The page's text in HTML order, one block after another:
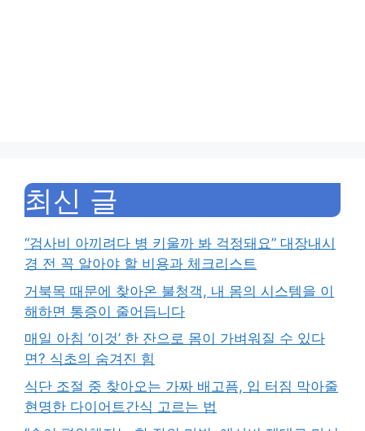
최신 글
“검사비 아끼려다 병 키울까 봐 걱정돼요” 대장내시
경 전 꼭 알아야 할 비용과 체크리스트
거북목 때문에 찾아온 불청객, 내 몸의 시스템을 이
해하면 통증이 줄어듭니다
매일 아침 ‘이것’ 한 잔으로 몸이 가벼워질 수 있다
면? 식초의 숨겨진 힘
식단 조절 중 찾아오는 가짜 배고픔, 입 터짐 막아줄
현명한 다이어트간식 고르는 법